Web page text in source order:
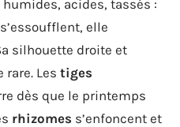
acides, tassés :
elle
silhouette droite et
rare. Les tiges
dès que le printemps
rhizomes s’enfoncent et